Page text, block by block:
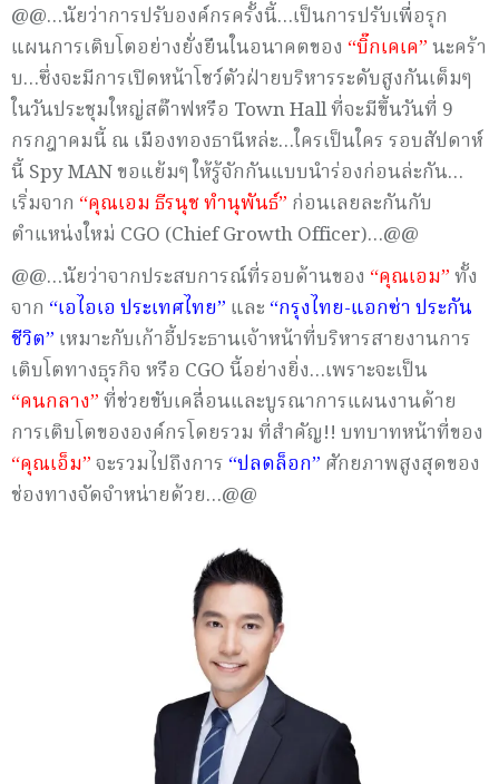
@@…นัยว่าการปรับองค์กรครั้งนี้…เป็นการปรับเพื่อรุก
แผนการเติบโตอย่างยั่งยืนในอนาคตของ “บิ๊กเคเค”นะคร้า
บ…ซึ่งจะมีการเปิดหน้าโชว์ตัวฝ่ายบริหารระดับสูงกันเต็มๆ
ในวันประชุมใหญ่สต๊าฟหรือ Town Hall ที่จะมีขึ้นวันที่ 9
กรกฎาคมนี้ ณ เมืองทองธานีหล่ะ…ใครเป็นใคร รอบสัปดาห์
นี้ Spy MAN ขอแย้มๆ ให้รู้จักกันแบบนำร่องก่อนล่ะกัน…
เริ่มจาก “คุณเอม ธีรนุช ทำนุพันธ์” ก่อนเลยละกันกับ
ตำแหน่งใหม่ CGO (Chief Growth Officer)…@@
@@…นัยว่าจากประสบการณ์ที่รอบด้านของ “คุณเอม”ทั้ง
จาก “เอไอเอ ประเทศไทย” และ “กรุงไทย-แอกซ่า ประกัน
ชีวิต” เหมาะกับเก้าอี้ประธานเจ้าหน้าที่บริหารสายงานการ
เติบโตทางธุรกิจ หรือ CGO นี้อย่างยิ่ง…เพราะจะเป็น
“คนกลาง”ที่ช่วยขับเคลื่อนและบูรณาการแผนงานด้าย
การเติบโตขององค์กรโดยรวม ที่สำคัญ!! บทบาทหน้าที่ของ
“คุณเอ็ม”จะรวมไปถึงการ “ปลดล็อก” ศักยภาพสูงสุดของ
ช่องทางจัดจำหน่ายด้วย…@@